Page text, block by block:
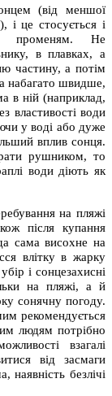
(від меншої
і це стосується і
променям. Не
в плавках, а
частину, а потім
набагато швидше,
в ній (наприклад,
властивості води
у воді або дуже
вплив сонця.
рушником, то
води діють як
на пляжі
після купання
сама висохне на
влітку в жарку
і сонцезахисні
на пляжі, а й
сонячну погоду.
рекомендується
людям потрібно
взагалі
від засмаги
безлічі